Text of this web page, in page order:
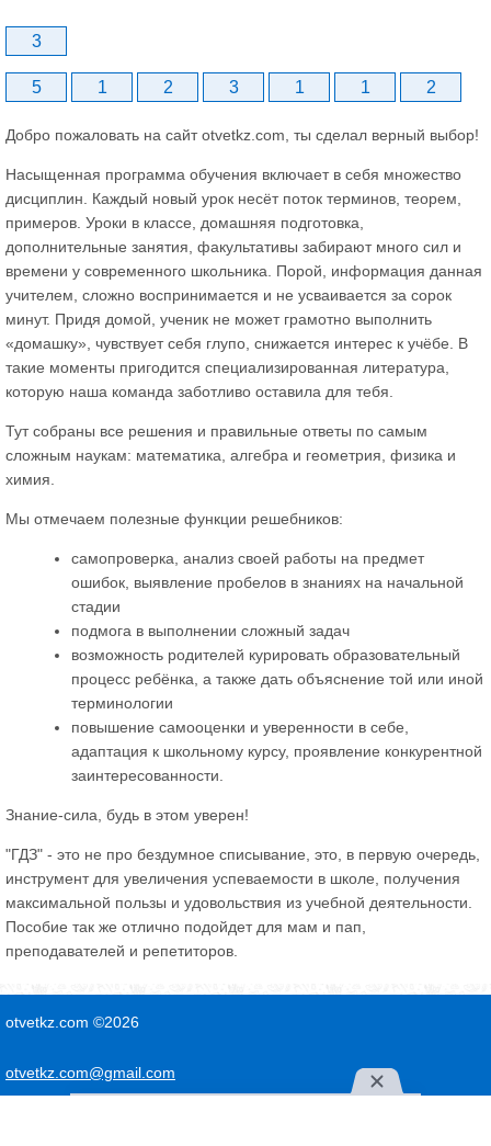
3
5 1 2 3 1 1 2
Добро пожаловать на сайт otvetkz.com, ты сделал верный выбор!
Насыщенная программа обучения включает в себя множество
дисциплин. Каждый новый урок несёт поток терминов, теорем,
примеров. Уроки в классе, домашняя подготовка,
дополнительные занятия, факультативы забирают много сил и
времени у современного школьника. Порой, информация данная
учителем, сложно воспринимается и не усваивается за сорок
минут. Придя домой, ученик не может грамотно выполнить
«домашку», чувствует себя глупо, снижается интерес к учёбе. В
такие моменты пригодится специализированная литература,
которую наша команда заботливо оставила для тебя.
Тут собраны все решения и правильные ответы по самым
сложным наукам: математика, алгебра и геометрия, физика и
химия.
Мы отмечаем полезные функции решебников:
самопроверка, анализ своей работы на предмет
ошибок, выявление пробелов в знаниях на начальной
стадии
подмога в выполнении сложный задач
возможность родителей курировать образовательный
процесс ребёнка, а также дать объяснение той или иной
терминологии
повышение самооценки и уверенности в себе,
адаптация к школьному курсу, проявление конкурентной
заинтересованности.
Знание-сила, будь в этом уверен!
"ГДЗ" - это не про бездумное списывание, это, в первую очередь,
инструмент для увеличения успеваемости в школе, получения
максимальной пользы и удовольствия из учебной деятельности.
Пособие так же отлично подойдет для мам и пап,
преподавателей и репетиторов.
otvetkz.com ©2026
otvetkz.com@gmail.com